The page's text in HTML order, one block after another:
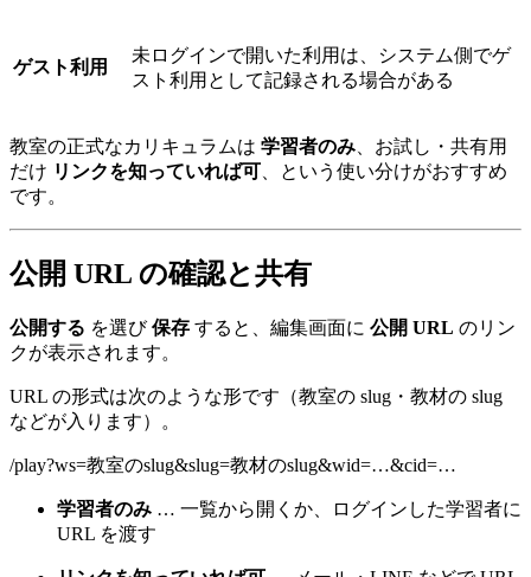
ゲスト利用
未ログインで開いた利用は、システム側でゲ
スト利用として記録される場合がある
教室の正式なカリキュラムは 学習者のみ 、お試し・共有用
だけ リンクを知っていれば可 、という使い分けがおすすめ
です。
公開 URL の確認と共有
公開する を選び保存 すると、編集画面に 公開 URL のリン
クが表示されます。
URL の形式は次のような形です（教室の slug・教材の slug
などが入ります）。
/play?ws=教室のslug&slug=教材のslug&wid=…&cid=…
学習者のみ … 一覧から開くか、ログインした学習者に
URL を渡す